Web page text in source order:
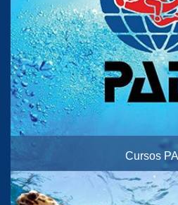
Cursos
Desde principiante hasta